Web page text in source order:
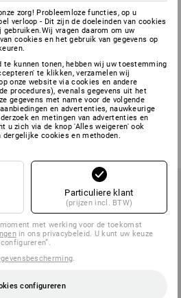
•
• CARE
zorg! Probleemloze functies, op u
verloop - Dit zijn de doeleinden van cookies
vragen daarom om uw
cookies en het gebruik van gegevens op
te kunnen tonen, hebben wij uw toestemming
te klikken, verzamelen wij
onze website via cookies en andere
procedures), evenals gegevens uit het
gegevens met name voor de volgende
en advertenties, nauwkeurige
en metingen van advertenties en
u zich via de knop 'Alles weigeren' ook
cookies en methoden.
Particuliere klant
(prijzen incl. BTW)
met werking voor de toekomst
in ons privacybeleid. U kunt uw keuze
configureren